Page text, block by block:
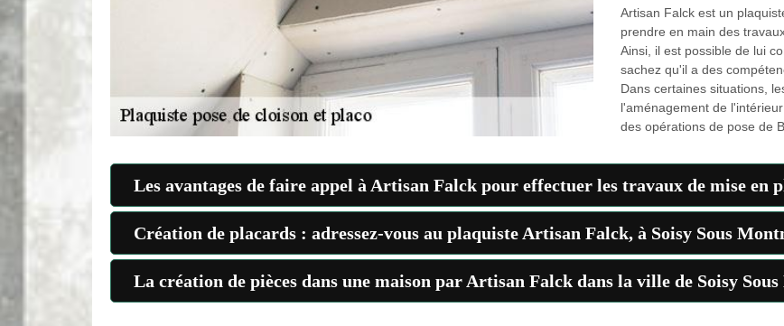
Artisan Falck est un
prendre en main des
Ainsi, il est possible de lui
sachez qu'il a des
Dans certaines situations,
l'aménagement de
des opérations de pose de
Les avantages de faire appel à Artisan Falck pour effectuer les travaux de mise en
Création de placards : adressez-vous au plaquiste Artisan Falck, à Soisy Sous
La création de pièces dans une maison par Artisan Falck dans la ville de Soisy